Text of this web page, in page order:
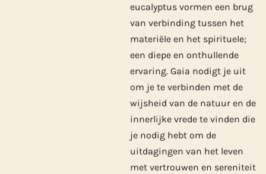
eucalyptus vormen een brug
van verbinding tussen het
materiële en het spirituele;
een diepe en onthullende
ervaring. Gaia nodigt je uit
om je te verbinden met de
wijsheid van de natuur en de
innerlijke vrede te vinden die
je nodig hebt om de
uitdagingen van het leven
met vertrouwen en sereniteit